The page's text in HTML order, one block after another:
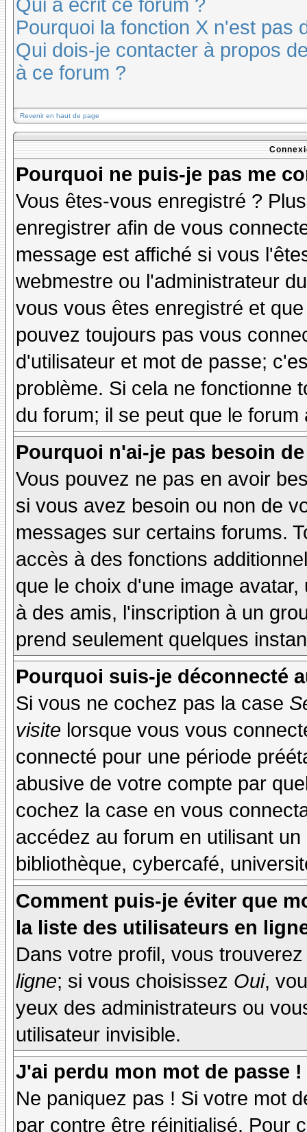
Qui a écrit ce forum ?
Pourquoi la fonction X n'est pas
Qui dois-je contacter à propos
à ce forum ?
Revenir en haut de page
Pourquoi ne puis-je pas me
Vous êtes-vous enregistré ?
enregistrer afin de vous
message est affiché si vous
webmestre ou l'administrateur
vous vous êtes enregistré et
pouvez toujours pas vous
d'utilisateur et mot de passe;
problème. Si cela ne fonctionne
du forum; il se peut que le
Pourquoi n'ai-je pas besoin
Vous pouvez ne pas en avoir
si vous avez besoin ou non de
messages sur certains forums.
accès à des fonctions
que le choix d'une image
à des amis, l'inscription à un
prend seulement quelques
Pourquoi suis-je déconnecté
Si vous ne cochez pas la case
visite lorsque vous vous
connecté pour une période
abusive de votre compte par
cochez la case en vous
accédez au forum en utilisant
bibliothèque, cybercafé,
Comment puis-je éviter que
la liste des utilisateurs en
Dans votre profil, vous
ligne; si vous choisissez Oui,
yeux des administrateurs ou
utilisateur invisible.
J'ai perdu mon mot de passe !
Ne paniquez pas ! Si votre mot
par contre être réinitialisé. Pour